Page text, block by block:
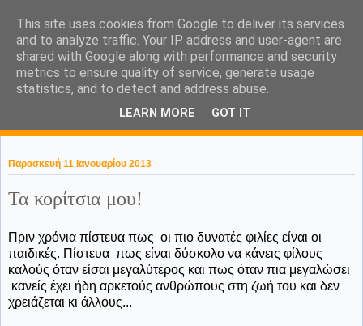
KaPa. Me without you...tea
without a biscuit!
Παρασκευή 11 Ιανουαρίου 2013
Τα κορίτσια μου!
Πριν χρόνια πίστευα πως οι πιο δυνατές φιλίες είναι οι
παιδικές. Πίστευα πως είναι δύσκολο να κάνεις φίλους
καλούς όταν είσαι μεγαλύτερος και πως όταν πια μεγαλώσει
κανείς έχει ήδη αρκετούς ανθρώπους στη ζωή του και δεν
χρειάζεται κι άλλους...
This site uses cookies from Google to deliver its services
and to analyze traffic. Your IP address and user-agent are
shared with Google along with performance and security
metrics to ensure quality of service, generate usage
statistics, and to detect and address abuse.
LEARN MORE GOT IT